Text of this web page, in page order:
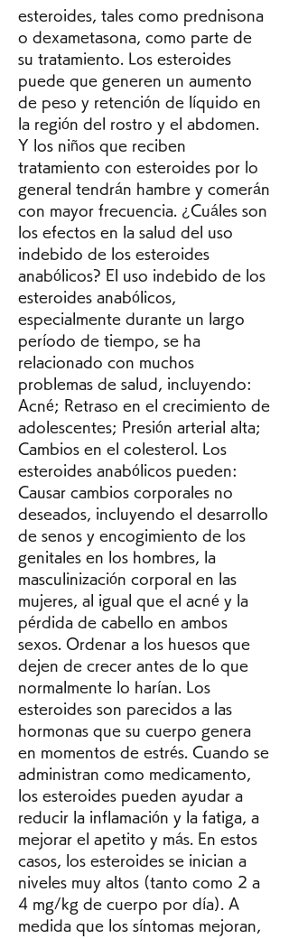
esteroides, tales como prednisona
o dexametasona, como parte de
su tratamiento. Los esteroides
puede que generen un aumento
de peso y retención de líquido en
la región del rostro y el abdomen.
Y los niños que reciben
tratamiento con esteroides por lo
general tendrán hambre y comerán
con mayor frecuencia. ¿Cuáles son
los efectos en la salud del uso
indebido de los esteroides
anabólicos? El uso indebido de los
esteroides anabólicos,
especialmente durante un largo
período de tiempo, se ha
relacionado con muchos
problemas de salud, incluyendo:
Acné; Retraso en el crecimiento de
adolescentes; Presión arterial alta;
Cambios en el colesterol. Los
esteroides anabólicos pueden:
Causar cambios corporales no
deseados, incluyendo el desarrollo
de senos y encogimiento de los
genitales en los hombres, la
masculinización corporal en las
mujeres, al igual que el acné y la
pérdida de cabello en ambos
sexos. Ordenar a los huesos que
dejen de crecer antes de lo que
normalmente lo harían. Los
esteroides son parecidos a las
hormonas que su cuerpo genera
en momentos de estrés. Cuando se
administran como medicamento,
los esteroides pueden ayudar a
reducir la inflamación y la fatiga, a
mejorar el apetito y más. En estos
casos, los esteroides se inician a
niveles muy altos (tanto como 2 a
4 mg/kg de cuerpo por día). A
medida que los síntomas mejoran,